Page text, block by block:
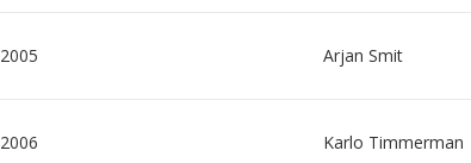
2005 Arjan Smit
2006 Karlo Timmerman